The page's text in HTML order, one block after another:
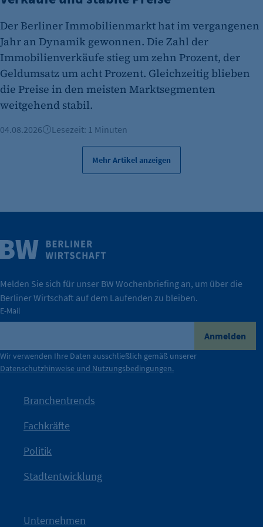
Es erlaubt eTracker Cookies zu setzen.
Cookie Laufzeit:
480 Tage
etracker Analytics
Name:
etracker GmbH
24 Std.
IHK Berlin. Offizieller Unterstützer der Berliner Wirtschaft.
Nach einer aufmerksamkeitsstarken Teaserphase geht die
Kampagne der IHK Berlin in die nächste Stufe. Mit
IHK?“wurde bewusst Neugier geweckt und Gespräche
mit Haltung.
Die Unternehmer stehen stellvertretend für die Vielfalt
der Berliner Wirtschaft.
Durch ihre Perspektiven wird deutlich, was der Claim
konkret bedeutet – und wie die IHK Berlin Unternehmen
tatsächlich unterstützt.
Wirtschaft.
Weitere Infos
Der Berliner Immobilienmarkt hat im vergangenen
Jahr an Dynamik gewonnen. Die Zahl der
Immobilienverkäufe stieg um zehn Prozent, der
Geldumsatz um acht Prozent. Gleichzeitig blieben
die Preise in den meisten Marktsegmenten
weitgehend stabil.
04.08.2026 Lesezeit: 1 Minuten
Mehr Artikel anzeigen
Melden Sie sich für unser BW Wochenbriefing an, um über die
Berliner Wirtschaft auf dem Laufenden zu bleiben.
E-Mail
Anmelden
Wir verwenden Ihre Daten ausschließlich gemäß unserer
Datenschutzhinweise und Nutzungsbedingungen.
Branchentrends
Fachkräfte
Politik
Stadtentwicklung
Unternehmen